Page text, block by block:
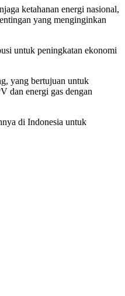
ketahanan energi nasional,
yang menginginkan
untuk peningkatan ekonomi
yang bertujuan untuk
dan energi gas dengan
di Indonesia untuk